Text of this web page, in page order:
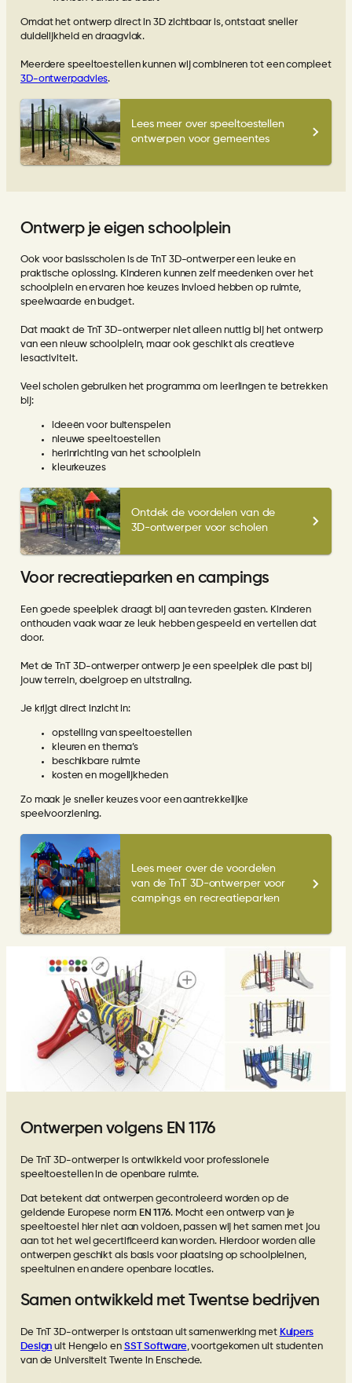
Omdat het ontwerp direct in 3D zichtbaar is, ontstaat sneller
duidelijkheid en draagvlak.
Meerdere speeltoestellen kunnen wij combineren tot een compleet
3D-ontwerpadvies.
Lees meer over speeltoestellen
ontwerpen voor gemeentes
Ontwerp je eigen schoolplein
Ook voor basisscholen is de TnT 3D-ontwerper een leuke en
praktische oplossing. Kinderen kunnen zelf meedenken over het
schoolplein en ervaren hoe keuzes invloed hebben op ruimte,
speelwaarde en budget.
Dat maakt de TnT 3D-ontwerper niet alleen nuttig bij het ontwerp
van een nieuw schoolplein, maar ook geschikt als creatieve
lesactiviteit.
Veel scholen gebruiken het programma om leerlingen te betrekken
bij:
ideeën voor buitenspelen
nieuwe speeltoestellen
herinrichting van het schoolplein
kleurkeuzes
Ontdek de voordelen van de
3D-ontwerper voor scholen
Voor recreatieparken en campings
Een goede speelplek draagt bij aan tevreden gasten. Kinderen
onthouden vaak waar ze leuk hebben gespeeld en vertellen dat
door.
Met de TnT 3D-ontwerper ontwerp je een speelplek die past bij
jouw terrein, doelgroep en uitstraling.
Je krijgt direct inzicht in:
opstelling van speeltoestellen
kleuren en thema’s
beschikbare ruimte
kosten en mogelijkheden
Zo maak je sneller keuzes voor een aantrekkelijke
speelvoorziening.
Lees meer over de voordelen
van de TnT 3D-ontwerper voor
campings en recreatieparken
Ontwerpen volgens EN 1176
De TnT 3D-ontwerper is ontwikkeld voor professionele
speeltoestellen in de openbare ruimte.
Dat betekent dat ontwerpen gecontroleerd worden op de
geldende Europese norm EN 1176. Mocht een ontwerp van je
speeltoestel hier niet aan voldoen, passen wij het samen met jou
aan tot het wel gecertificeerd kan worden. Hierdoor worden alle
ontwerpen geschikt als basis voor plaatsing op schoolpleinen,
speeltuinen en andere openbare locaties.
Samen ontwikkeld met Twentse bedrijven
De TnT 3D-ontwerper is ontstaan uit samenwerking met Kuipers
Design uit Hengelo en SST Software, voortgekomen uit studenten
van de Universiteit Twente in Enschede.